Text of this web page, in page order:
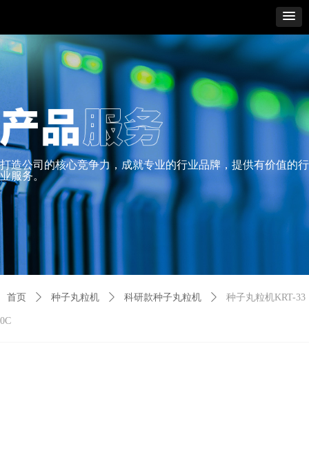
打造公司的核心竞争力，成就专业的行业品牌，提供有价值的行
业服务。
首页 ꄲ 种子丸粒机 ꄲ 科研款种子丸粒机 ꄲ 种子丸粒机KRT-33
0C